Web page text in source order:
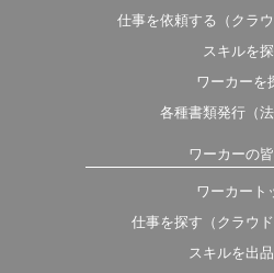
仕事を依頼する（クラウ
スキルを
ワーカーを
各種書類発行（法
ワーカーの
ワーカート
仕事を探す（クラウド
スキルを出